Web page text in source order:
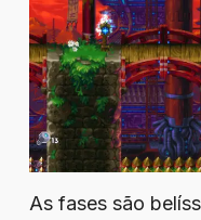
As fases são